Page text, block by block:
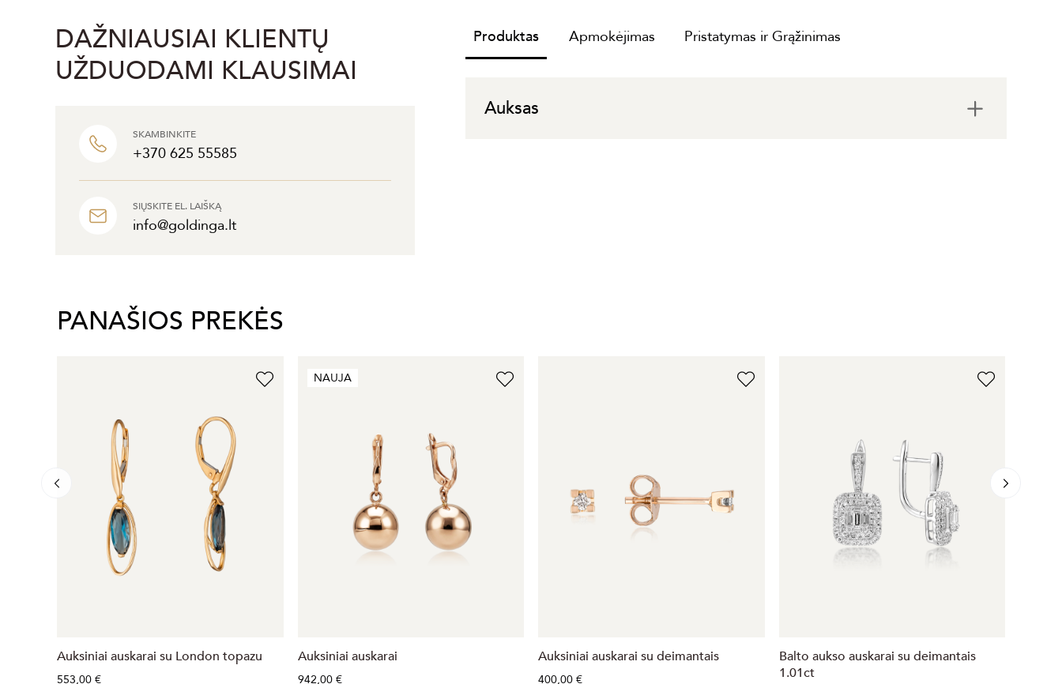
DAŽNIAUSIAI KLIENTŲ
UŽDUODAMI KLAUSIMAI
SKAMBINKITE
+370 625 55585
SIŲSKITE EL. LAIŠKĄ
info@goldinga.lt
Produktas Apmokėjimas Pristatymas ir Grąžinimas
Auksas
PANAŠIOS PREKĖS
Auksiniai auskarai su London topazu
553,00 €
NAUJA
Auksiniai auskarai
942,00 €
Auksiniai auskarai su deimantais
400,00 €
Balto aukso auskarai su deimantais
1.01ct